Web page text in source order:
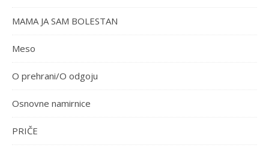
MAMA JA SAM BOLESTAN
Meso
O prehrani/O odgoju
Osnovne namirnice
PRIČE